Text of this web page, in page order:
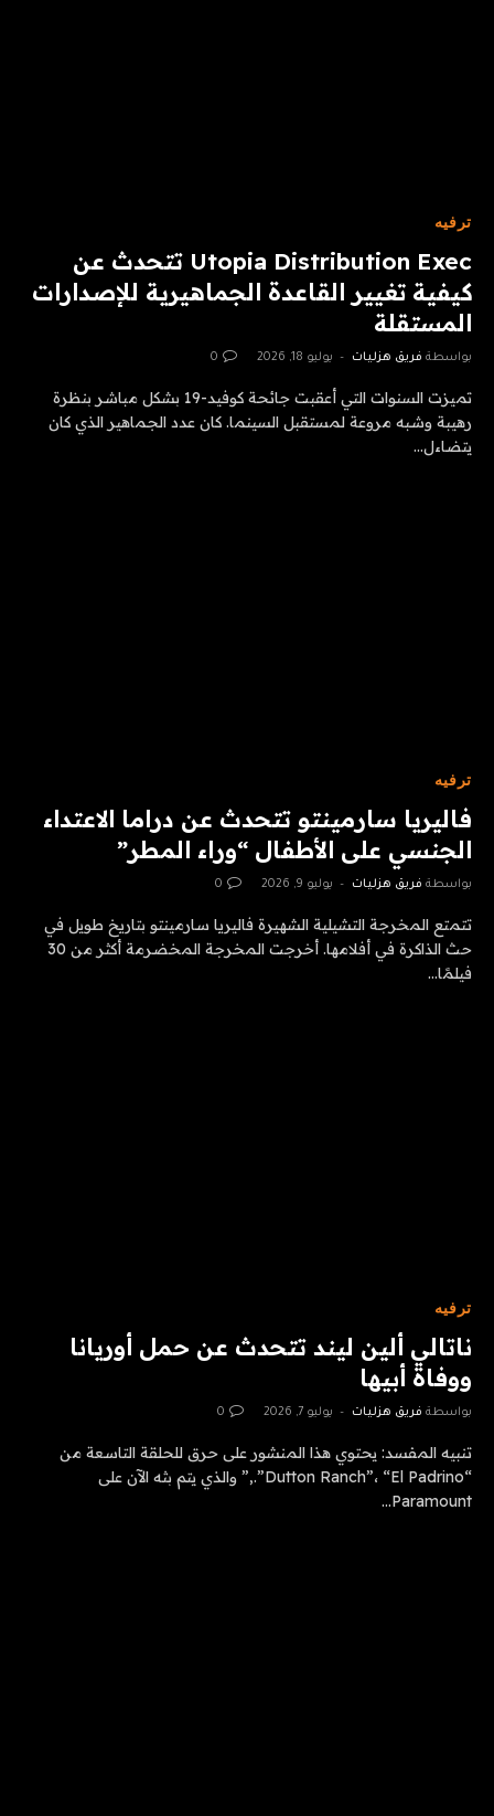
ترفيه
Utopia Distribution Exec تتحدث عن
كيفية تغيير القاعدة الجماهيرية للإصدارات
المستقلة
بواسطة فريق هزليات يوليو 18, 2026 0
تميزت السنوات التي أعقبت جائحة كوفيد-19 بشكل مباشر بنظرة
رهيبة وشبه مروعة لمستقبل السينما. كان عدد الجماهير الذي كان
يتضاءل…
ترفيه
فاليريا سارمينتو تتحدث عن دراما الاعتداء
الجنسي على الأطفال “وراء المطر”
بواسطة فريق هزليات يوليو 9, 2026 0
تتمتع المخرجة التشيلية الشهيرة فاليريا سارمينتو بتاريخ طويل في
حث الذاكرة في أفلامها. أخرجت المخرجة المخضرمة أكثر من 30
فيلمًا…
ترفيه
ناتالي ألين ليند تتحدث عن حمل أوريانا
ووفاة أبيها
بواسطة فريق هزليات يوليو 7, 2026 0
تنبيه المفسد: يحتوي هذا المنشور على حرق للحلقة التاسعة من
“Dutton Ranch”، “El Padrino”.,” والذي يتم بثه الآن على
Paramount…